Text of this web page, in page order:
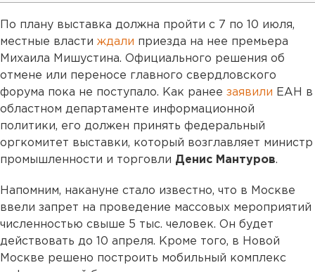
По плану выставка должна пройти с 7 по 10 июля,
местные власти ждали приезда на нее премьера
Михаила Мишустина. Официального решения об
отмене или переносе главного свердловского
форума пока не поступало. Как ранее заявили ЕАН в
областном департаменте информационной
политики, его должен принять федеральный
оргкомитет выставки, который возглавляет министр
промышленности и торговли Денис Мантуров.
Напомним, накануне стало известно, что в Москве
ввели запрет на проведение массовых мероприятий
численностью свыше 5 тыс. человек. Он будет
действовать до 10 апреля. Кроме того, в Новой
Москве решено построить мобильный комплекс